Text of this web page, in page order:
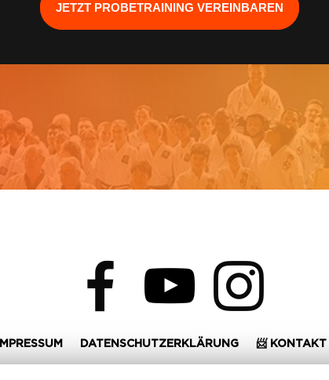
JETZT PROBETRAINING VEREINBAREN
facebook youtube instagram
IMPRESSUM DATENSCHUTZERKLÄRUNG 📨 KONTAKT